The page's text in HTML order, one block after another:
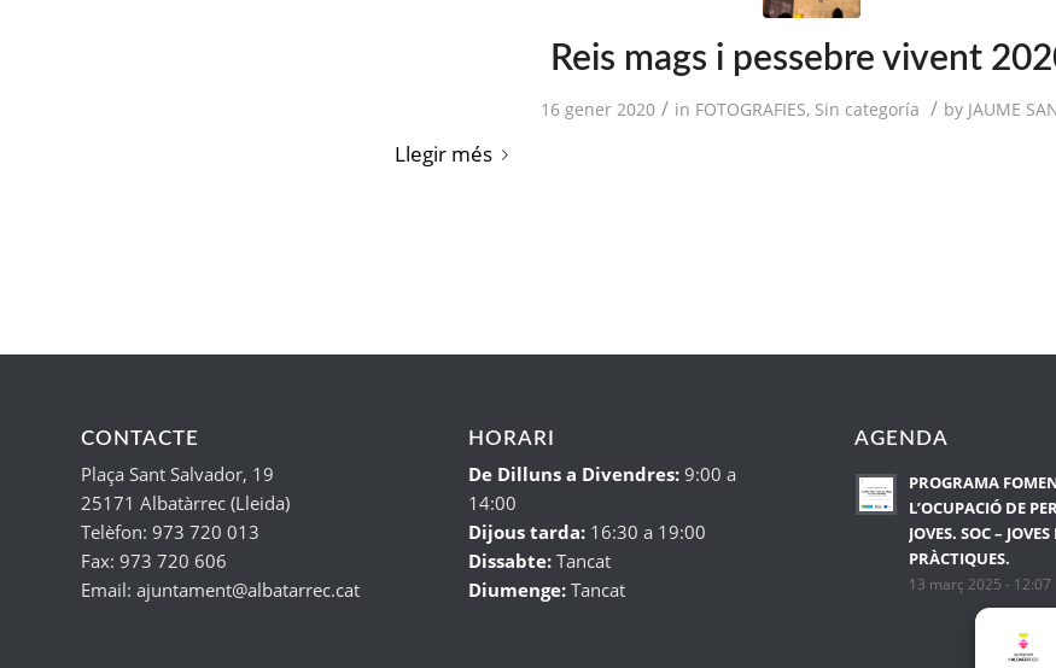
Reis mags i pessebre vivent
16 gener 2020 / in FOTOGRAFIES, Sin categoría / by JAUME
Llegir més
CONTACTE
Plaça Sant Salvador, 19
25171 Albatàrrec (Lleida)
Telèfon: 973 720 013
Fax: 973 720 606
Email: ajuntament@albatarrec.cat
HORARI
De Dilluns a Divendres:9:00 a
14:00
Dijous tarda:16:30 a 19:00
Dissabte:Tancat
Diumenge:Tancat
AGENDA
PROGRAMA
L’OCUPACIÓ DE
JOVES. SOC – JOVES
PRÀCTIQUES.
13 març 2025 - 12:07